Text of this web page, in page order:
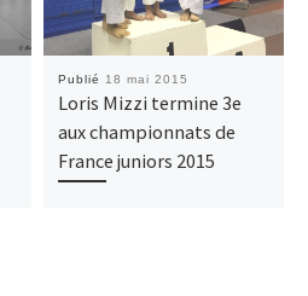
Publié 18 mai 2015
Loris Mizzi termine 3e
aux championnats de
France juniors 2015